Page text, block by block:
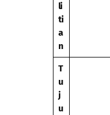
li
ti
a
n
T
u
j
u